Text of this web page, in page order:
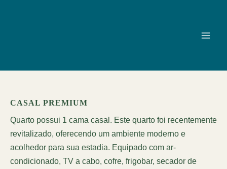
Cataratas Park Hotel — Hotel em Foz do
Hospede-se no Cataratas Park Hotel em Foz do Iguaçu. A
CASAL PREMIUM
Quarto possui 1 cama casal. Este quarto foi recentemente
revitalizado, oferecendo um ambiente moderno e
acolhedor para sua estadia. Equipado com ar-
condicionado, TV a cabo, cofre, frigobar, secador de